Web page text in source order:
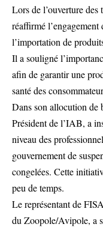
Lors de l’ouverture
réaffirmé
l’importation de
Il a souligné
afin de garantir une
santé des
Dans son allocution
Président de l’IAB, a
niveau des
gouvernement de
congelées. Cette
peu de temps.
Le représentant de
du Zoopole/Avipole, a